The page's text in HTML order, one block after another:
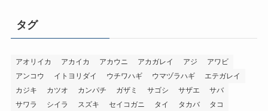
タグ
アオリイカ アカイカ アカウニ アカガレイ アジ
アワビ
アンコウ
イトヨリダイ ウチワハギ ウマヅラハギ
エテガレイ
カジキ
カツオ カンパチ ガザミ サゴシ サザエ
サバ
サワラ
シイラ スズキ セイコガニ タイ タカバ タコ